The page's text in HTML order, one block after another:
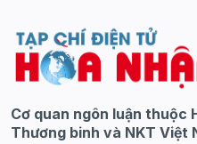
Cơ quan ngôn luận thuộc
Thương binh và NKT Việt